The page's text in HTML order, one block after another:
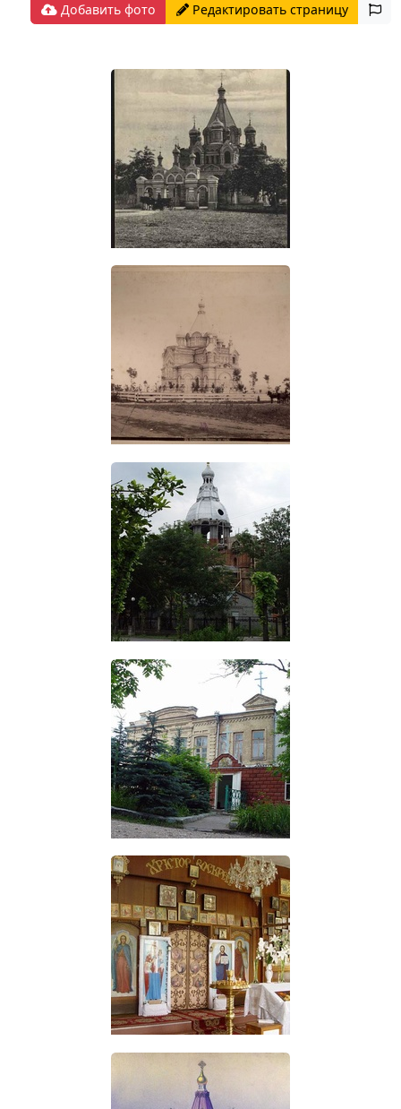
Добавить фото Редактировать страницу